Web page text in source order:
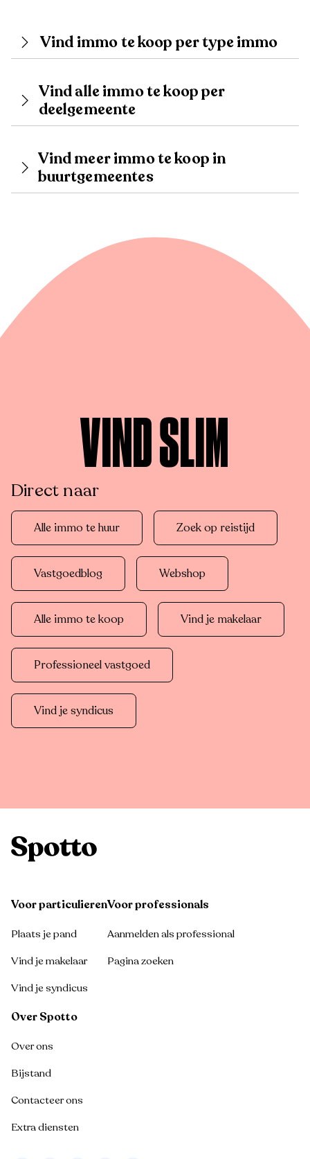
Vind immo te koop per type immo
Vind alle immo te koop per
deelgemeente
Vind meer immo te koop in
buurtgemeentes
VIND SLIM
Direct naar
Alle immo te huur Zoek op reistijd
Vastgoedblog Webshop
Alle immo te koop Vind je makelaar
Professioneel vastgoed
Vind je syndicus
Voor particulieren
Plaats je pand
Vind je makelaar
Vind je syndicus
Voor professionals
Aanmelden als professional
Pagina zoeken
Over Spotto
Over ons
Bijstand
Contacteer ons
Extra diensten